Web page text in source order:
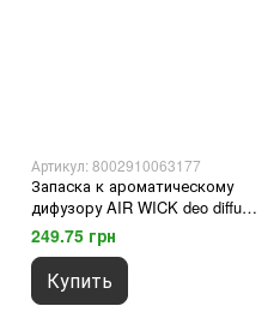
Артикул: 8002910063177
Запаска к ароматическому
дифузору AIR WICK deo diffus
ricar oli essenz 20 ml brezza
oceanica
249.75 грн
Купить